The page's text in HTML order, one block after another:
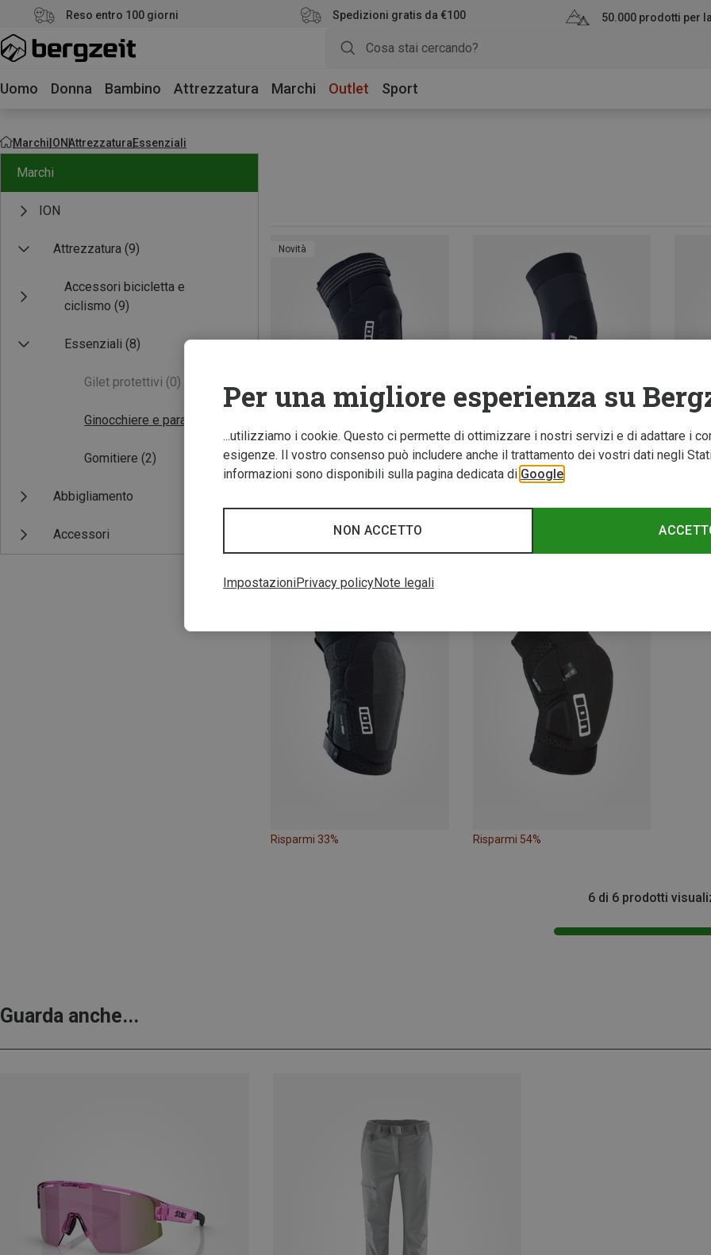
Reso entro 100 giorni Spedizioni gratis da €100 50.000 prodotti per
Uomo Donna Bambino Attrezzatura Marchi Outlet Sport
MarchiIONAttrezzaturaEssenziali
Marchi
ION
Attrezzatura (9)
Accessori bicicletta e
ciclismo (9)
Essenziali (8)
Gilet protettivi (0)
Ginocchiere e parastinchi
Gomitiere (2)
Abbigliamento
Accessori
Novità
135,80 €
Risparmi 17%
Risparmi 33% Risparmi 54%
6 di 6 prodotti
Guarda anche...
Per una migliore esperienza su
...utilizziamo i cookie. Questo ci permette di ottimizzare i nostri servizi e di adattare i
esigenze. Il vostro consenso può includere anche il trattamento dei vostri dati negli
informazioni sono disponibili sulla pagina dedicata di Google
NON ACCETTO
ImpostazioniPrivacy policyNote legali